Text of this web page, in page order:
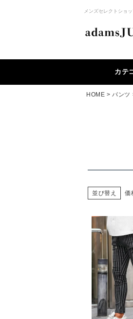
メンズセレクトショ
カテ
HOME パンツ
並び替え 価